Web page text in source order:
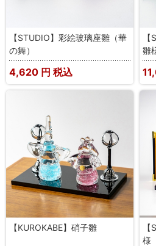
【STUDIO】彩絵玻璃座雛（華
の舞）
4,620 円 税込
雛
【KUROKABE】硝子雛
様